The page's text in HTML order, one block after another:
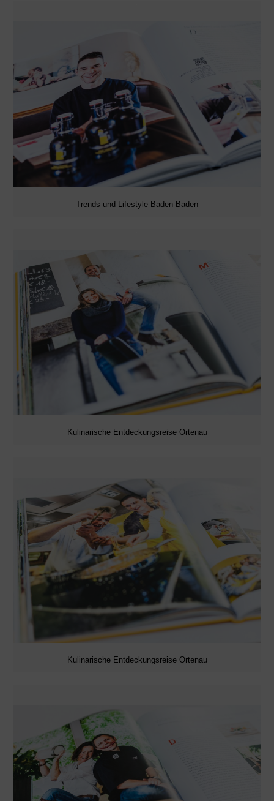
Trends und Lifestyle Baden-Baden
Kulinarische Entdeckungsreise Ortenau
Kulinarische Entdeckungsreise Ortenau